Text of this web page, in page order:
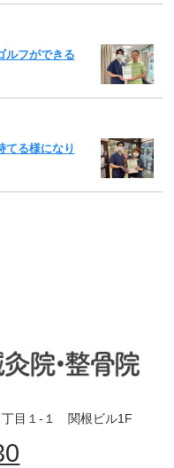
ルフができる
てる様になり
目１-１ 関根ビル1F